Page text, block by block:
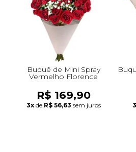
Buquê de Mini Spray
Vermelho Florence
R$ 169,90
3x de R$ 56,63 sem juros